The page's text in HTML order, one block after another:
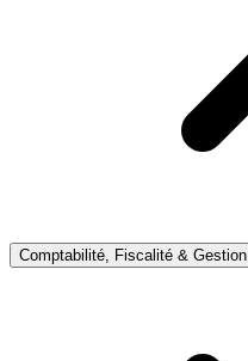
Comptabilité, Fiscalité & Gestion